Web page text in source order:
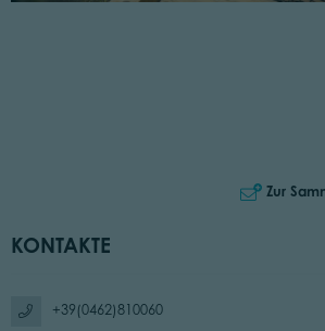
Zur
KONTAKTE
+39(0462)810060